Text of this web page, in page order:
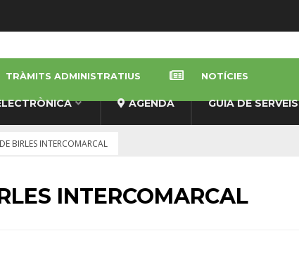
AGENDA GUIA DE SERVEIS
TRÀMITS ADMINISTRATIUS NOTÍCIES
BIRLES INTERCOMARCAL
INTERCOMARCAL